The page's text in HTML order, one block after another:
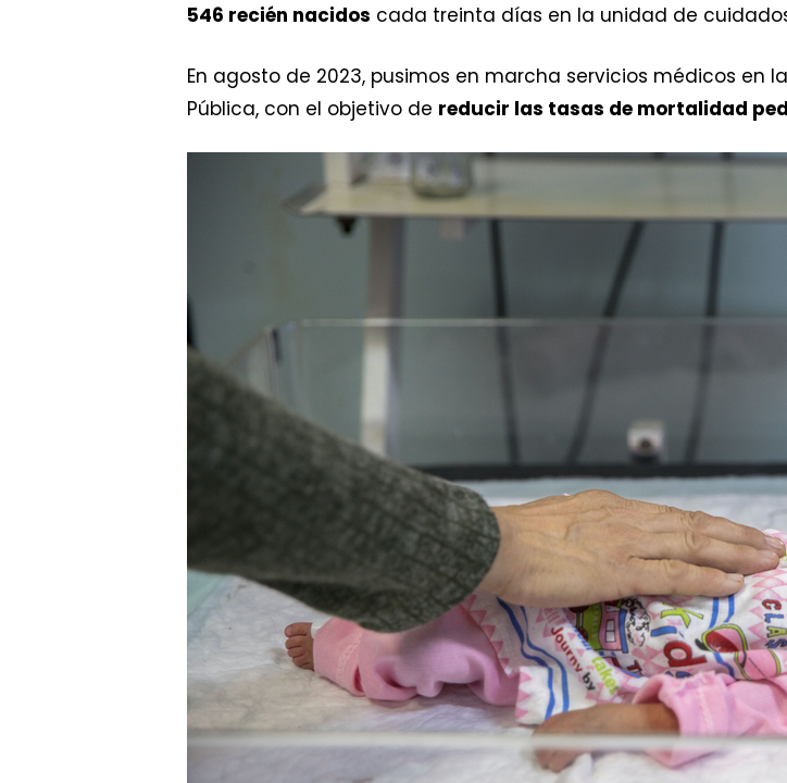
546 recién nacidos cada treinta días en la unidad de
En agosto de 2023, pusimos en marcha servicios médicos en
Pública, con el objetivo de reducir las tasas de mortalidad